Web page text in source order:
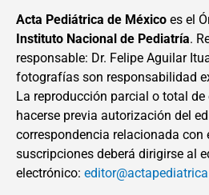
Acta Pediátrica de México es el
Instituto Nacional de Pediatría.
responsable: Dr. Felipe Aguilar
fotografías son responsabilidad
La reproducción parcial o total
hacerse previa autorización del
correspondencia relacionada con
suscripciones deberá dirigirse al
electrónico: